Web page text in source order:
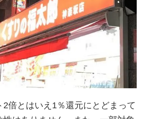
2倍とはいえ1％還元にとどまって